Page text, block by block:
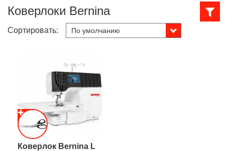
Коверлоки Bernina
Сортировать:
Коверлок Bernina L